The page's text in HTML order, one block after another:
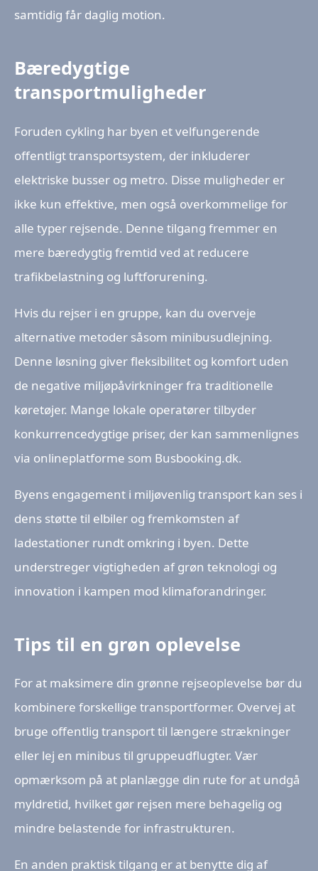
samtidig får daglig motion.
Bæredygtige
transportmuligheder
Foruden cykling har byen et velfungerende
offentligt transportsystem, der inkluderer
elektriske busser og metro. Disse muligheder er
ikke kun effektive, men også overkommelige for
alle typer rejsende. Denne tilgang fremmer en
mere bæredygtig fremtid ved at reducere
trafikbelastning og luftforurening.
Hvis du rejser i en gruppe, kan du overveje
alternative metoder såsom minibusudlejning.
Denne løsning giver fleksibilitet og komfort uden
de negative miljøpåvirkninger fra traditionelle
køretøjer. Mange lokale operatører tilbyder
konkurrencedygtige priser, der kan sammenlignes
via onlineplatforme som Busbooking.dk.
Byens engagement i miljøvenlig transport kan ses i
dens støtte til elbiler og fremkomsten af
ladestationer rundt omkring i byen. Dette
understreger vigtigheden af grøn teknologi og
innovation i kampen mod klimaforandringer.
Tips til en grøn oplevelse
For at maksimere din grønne rejseoplevelse bør du
kombinere forskellige transportformer. Overvej at
bruge offentlig transport til længere strækninger
eller lej en minibus til gruppeudflugter. Vær
opmærksom på at planlægge din rute for at undgå
myldretid, hvilket gør rejsen mere behagelig og
mindre belastende for infrastrukturen.
En anden praktisk tilgang er at benytte dig af